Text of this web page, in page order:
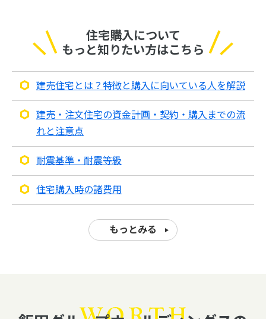
住宅購入について
もっと知りたい方はこちら
建売住宅とは？特徴と購入に向いている人を解説
建売・注文住宅の資金計画・契約・購入までの流
れと注意点
耐震基準・耐震等級
住宅購入時の諸費用
もっとみる